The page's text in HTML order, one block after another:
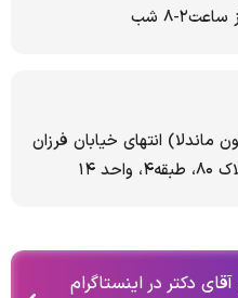
۸ شب
ماندلا) انتهای خیابان فرزان
۱۴
دکتر در اینستاگرام